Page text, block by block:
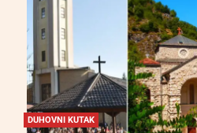
DUHOVNI KUTAK